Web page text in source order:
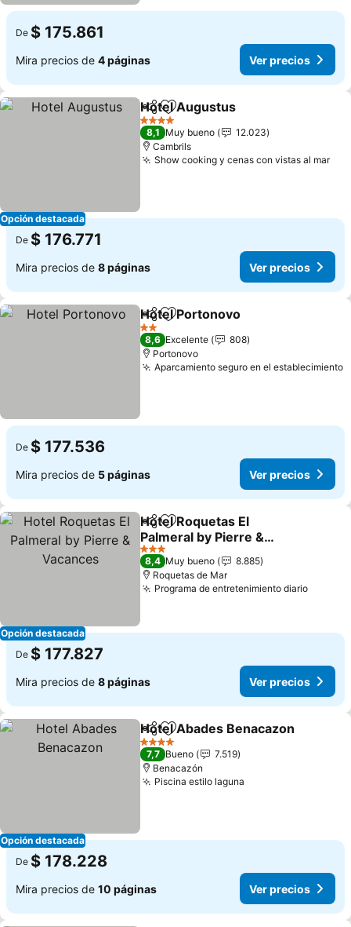
De $ 175.861
Mira precios de 4 páginas Ver precios
Opción destacada
CompartirAgregar a favoritos
Hotel Augustus
4 Estrellas
8,1 Muy bueno
12.023
Cambrils
Show cooking y cenas con vistas al mar
De $ 176.771
Mira precios de 8 páginas Ver precios
CompartirAgregar a favoritos
Hotel Portonovo
2 Estrellas
8,6 Excelente
808
Portonovo
Aparcamiento seguro en el establecimiento
De $ 177.536
Mira precios de 5 páginas Ver precios
Opción destacada
CompartirAgregar a favoritos
Hotel Roquetas El
Palmeral by Pierre &
Vacances
3 Estrellas
8,4 Muy bueno
8.885
Roquetas de Mar
Programa de entretenimiento diario
De $ 177.827
Mira precios de 8 páginas Ver precios
Opción destacada
CompartirAgregar a favoritos
Hotel Abades Benacazon
4 Estrellas
7,7 Bueno
7.519
Benacazón
Piscina estilo laguna
De $ 178.228
Mira precios de 10 páginas Ver precios